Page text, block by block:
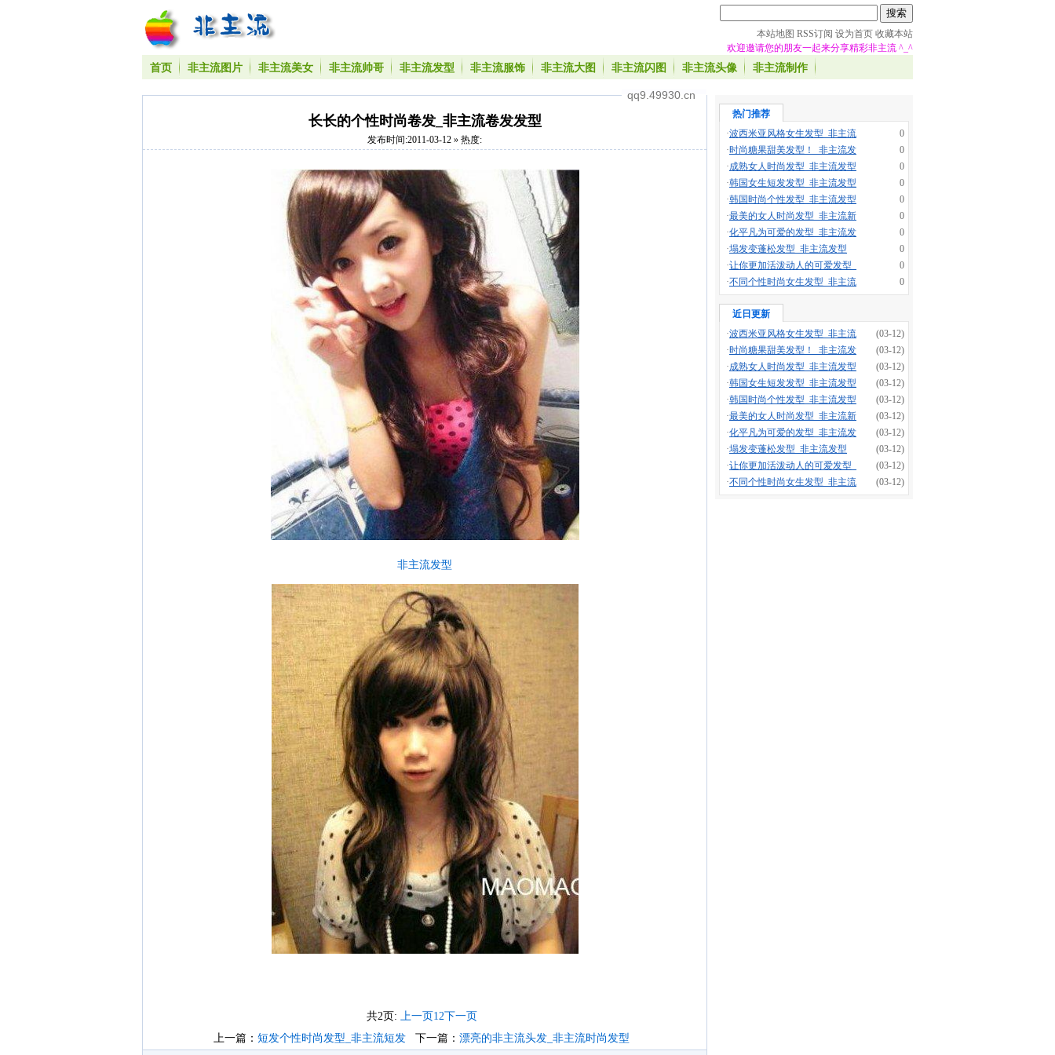
本站地图 RSS订阅 设为首页 收藏本站
欢迎邀请您的朋友一起来分享精彩非主流 ^_^
首页 非主流图片 非主流美女 非主流帅哥 非主流发型 非主流服饰 非主流大图 非主流闪图 非主流头像 非主流制作
qq9.49930.cn
长长的个性时尚卷发_非主流卷发发型
发布时间:2011-03-12 » 热度:
非主流发型
共2页: 上一页12下一页
上一篇： 短发个性时尚发型_非主流短发 下一篇： 漂亮的非主流头发_非主流时尚发型
热门推荐
0
·波西米亚风格女生发型_非主流
0
·时尚糖果甜美发型！_非主流发
0
·成熟女人时尚发型_非主流发型
0
·韩国女生短发发型_非主流发型
0
·韩国时尚个性发型_非主流发型
0
·最美的女人时尚发型_非主流新
0
·化平凡为可爱的发型_非主流发
0
·塌发变蓬松发型_非主流发型
0
·让你更加活泼动人的可爱发型_
0
·不同个性时尚女生发型_非主流
近日更新
(03-12)
·波西米亚风格女生发型_非主流
(03-12)
·时尚糖果甜美发型！_非主流发
(03-12)
·成熟女人时尚发型_非主流发型
(03-12)
·韩国女生短发发型_非主流发型
(03-12)
·韩国时尚个性发型_非主流发型
(03-12)
·最美的女人时尚发型_非主流新
(03-12)
·化平凡为可爱的发型_非主流发
(03-12)
·塌发变蓬松发型_非主流发型
(03-12)
·让你更加活泼动人的可爱发型_
(03-12)
·不同个性时尚女生发型_非主流